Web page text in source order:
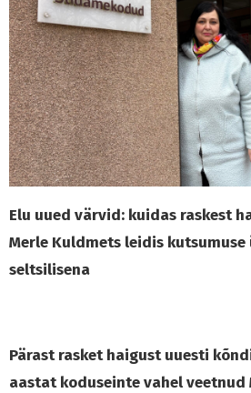
Elu uued värvid: kuidas raskest
Merle Kuldmets leidis
seltsilisena
Pärast rasket haigust uuesti
aastat koduseinte vahel veetnud